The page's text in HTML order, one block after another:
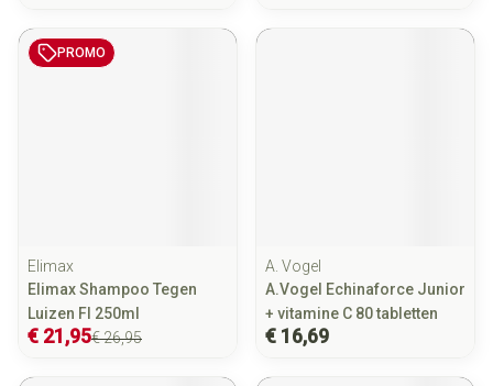
PROMO
Elimax
Elimax Shampoo Tegen
Luizen Fl 250ml
€ 26,95
€ 21,95
A. Vogel
A.Vogel Echinaforce Junior
+ vitamine C 80 tabletten
€ 16,69